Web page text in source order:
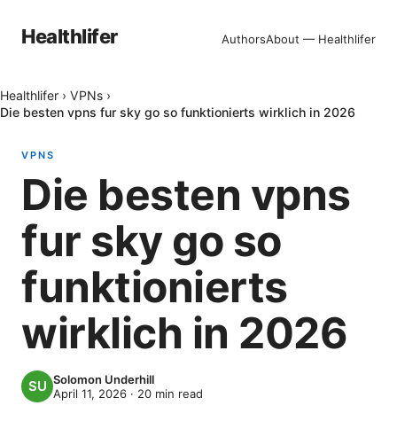
Healthlifer AuthorsAbout — Healthlifer
Healthlifer › VPNs ›
Die besten vpns fur sky go so funktionierts wirklich in 2026
VPNS
Die besten vpns
fur sky go so
funktionierts
wirklich in 2026
Solomon Underhill
April 11, 2026 · 20 min read